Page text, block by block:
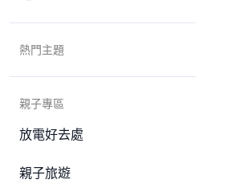
熱門主題
親子專區
放電好去處
親子旅遊